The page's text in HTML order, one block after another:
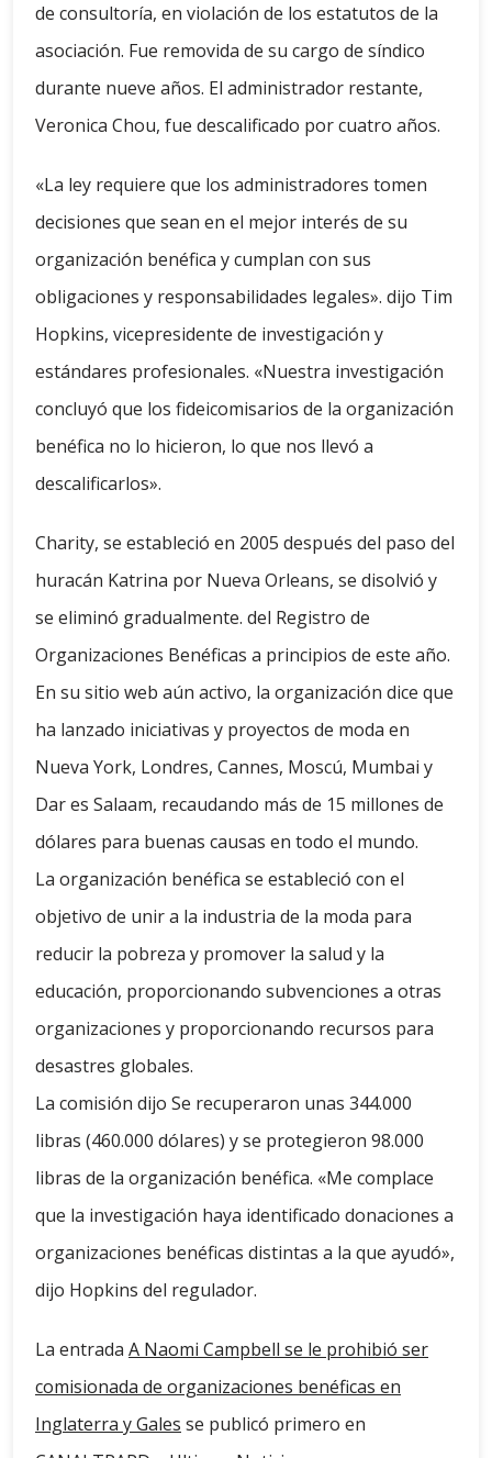
de consultoría, en violación de los estatutos de la
asociación. Fue removida de su cargo de síndico
durante nueve años. El administrador restante,
Veronica Chou, fue descalificado por cuatro años.
«La ley requiere que los administradores tomen
decisiones que sean en el mejor interés de su
organización benéfica y cumplan con sus
obligaciones y responsabilidades legales». dijo Tim
Hopkins, vicepresidente de investigación y
estándares profesionales. «Nuestra investigación
concluyó que los fideicomisarios de la organización
benéfica no lo hicieron, lo que nos llevó a
descalificarlos».
Charity, se estableció en 2005 después del paso del
huracán Katrina por Nueva Orleans, se disolvió y
se eliminó gradualmente. del Registro de
Organizaciones Benéficas a principios de este año.
En su sitio web aún activo, la organización dice que
ha lanzado iniciativas y proyectos de moda en
Nueva York, Londres, Cannes, Moscú, Mumbai y
Dar es Salaam, recaudando más de 15 millones de
dólares para buenas causas en todo el mundo.
La organización benéfica se estableció con el
objetivo de unir a la industria de la moda para
reducir la pobreza y promover la salud y la
educación, proporcionando subvenciones a otras
organizaciones y proporcionando recursos para
desastres globales.
La comisión dijo Se recuperaron unas 344.000
libras (460.000 dólares) y se protegieron 98.000
libras de la organización benéfica. «Me complace
que la investigación haya identificado donaciones a
organizaciones benéficas distintas a la que ayudó»,
dijo Hopkins del regulador.
La entrada A Naomi Campbell se le prohibió ser
comisionada de organizaciones benéficas en
Inglaterra y Gales se publicó primero en